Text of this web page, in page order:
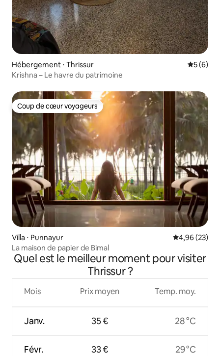
Hébergement ⋅ Thrissur
5 (6)
Krishna – Le havre du patrimoine
Coup de cœur voyageurs
Coup de cœur voyageurs
Villa ⋅ Punnayur Évaluation
4,96 (23)
La maison de papier de Bimal
Quel est le meilleur moment pour visiter
Thrissur ?
Mois
Janv.
Févr.
Prix moyen
35 €
33 €
Temp. moy.
28 °C
29 °C